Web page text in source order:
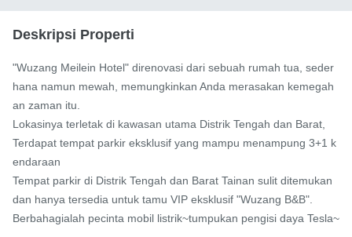
Deskripsi Properti
"Wuzang Meilein Hotel" direnovasi dari sebuah rumah tua, seder
hana namun mewah, memungkinkan Anda merasakan kemegah
an zaman itu.
Lokasinya terletak di kawasan utama Distrik Tengah dan Barat,
Terdapat tempat parkir eksklusif yang mampu menampung 3+1 k
endaraan
Tempat parkir di Distrik Tengah dan Barat Tainan sulit ditemukan
dan hanya tersedia untuk tamu VIP eksklusif "Wuzang B&B".
Berbahagialah pecinta mobil listrik~tumpukan pengisi daya Tesla~